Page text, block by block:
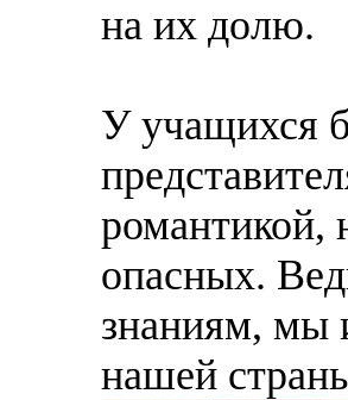
на их долю.
У учащихся
романтикой,
опасных.
знаниям, мы
нашей